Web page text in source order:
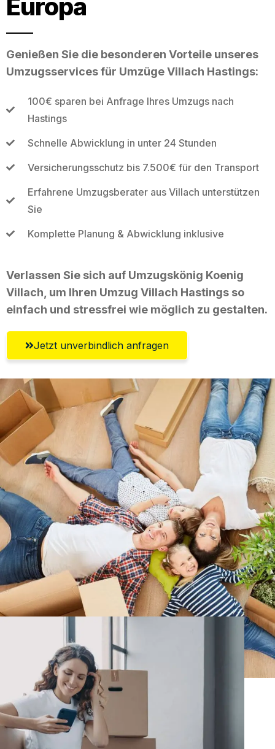
Europa
Genießen Sie die besonderen Vorteile unseres
Umzugsservices für Umzüge Villach Hastings:
100€ sparen bei Anfrage Ihres Umzugs nach
Hastings
Schnelle Abwicklung in unter 24 Stunden
Versicherungsschutz bis 7.500€ für den Transport
Erfahrene Umzugsberater aus Villach unterstützen
Sie
Komplette Planung & Abwicklung inklusive
Verlassen Sie sich auf Umzugskönig Koenig
Villach, um Ihren Umzug Villach Hastings so
einfach und stressfrei wie möglich zu gestalten.
Jetzt unverbindlich anfragen